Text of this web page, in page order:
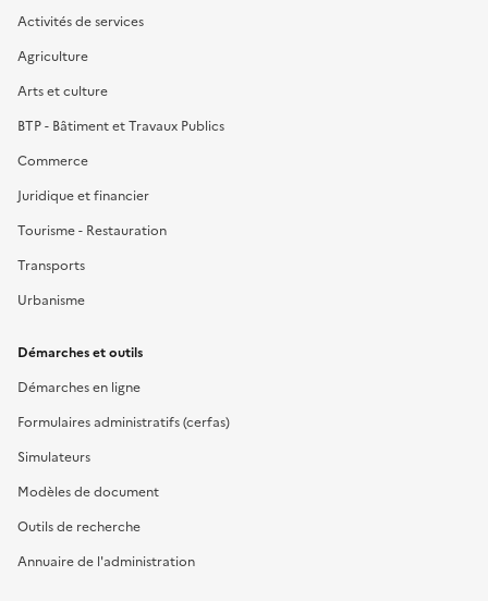
Activités de services
Agriculture
Arts et culture
BTP - Bâtiment et Travaux Publics
Commerce
Juridique et financier
Tourisme - Restauration
Transports
Urbanisme
Démarches et outils
Démarches en ligne
Formulaires administratifs (cerfas)
Simulateurs
Modèles de document
Outils de recherche
Annuaire de l'administration